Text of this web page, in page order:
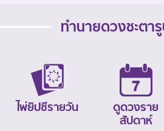
ทำนายดวงชะตา
ไพ่ยิปซีรายวัน
ดูดวงราย
สัปดาห์